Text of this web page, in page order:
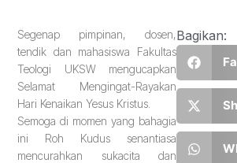
Segenap pimpinan, dosen,
tendik dan mahasiswa Fakultas
Teologi UKSW mengucapkan
Selamat Mengingat-Rayakan
Hari Kenaikan Yesus Kristus.
Semoga di momen yang bahagia
ini Roh Kudus senantiasa
mencurahkan sukacita dan
Bagikan: